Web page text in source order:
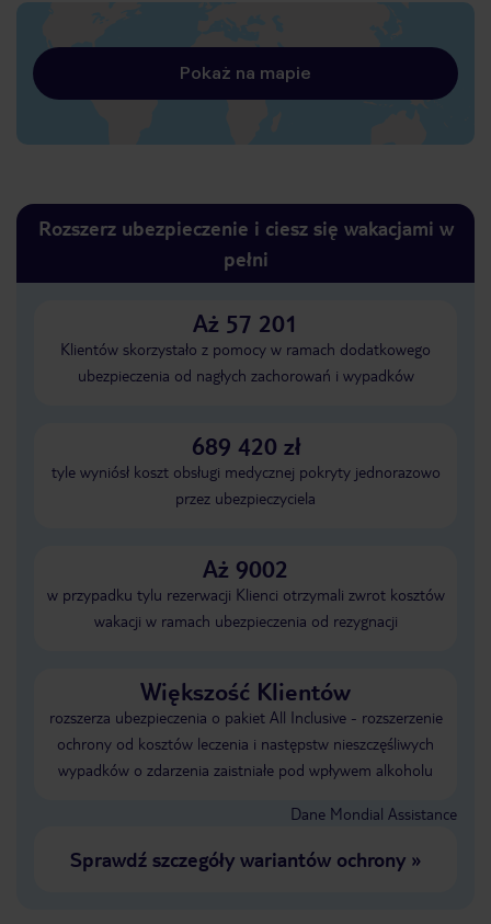
Pokaż na mapie
Rozszerz ubezpieczenie i ciesz się wakacjami w
pełni
Aż 57 201
Klientów skorzystało z pomocy w ramach dodatkowego
ubezpieczenia od nagłych zachorowań i wypadków
689 420 zł
tyle wyniósł koszt obsługi medycznej pokryty jednorazowo
przez ubezpieczyciela
Aż 9002
w przypadku tylu rezerwacji Klienci otrzymali zwrot kosztów
wakacji w ramach ubezpieczenia od rezygnacji
Większość Klientów
rozszerza ubezpieczenia o pakiet All Inclusive - rozszerzenie
ochrony od kosztów leczenia i następstw nieszczęśliwych
wypadków o zdarzenia zaistniałe pod wpływem alkoholu
Dane Mondial Assistance
Sprawdź szczegóły wariantów ochrony»